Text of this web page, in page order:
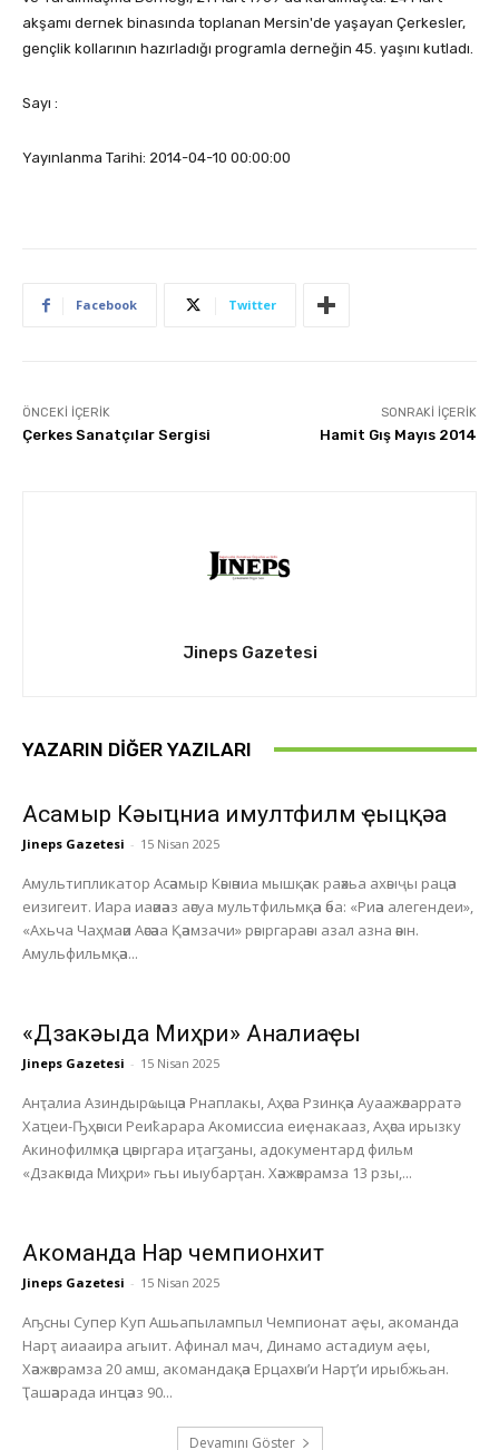
akşamı dernek binasında toplanan Mersin'de yaşayan Çerkesler,
gençlik kollarının hazırladığı programla derneğin 45. yaşını kutladı.
Sayı :
Yayınlanma Tarihi: 2014-04-10 00:00:00
Facebook Twitter
ÖNCEKI İÇERIK
Çerkes Sanatçılar Sergisi
SONRAKI İÇERIK
Hamit Gış Mayıs 2014
Jineps Gazetesi
YAZARIN DIĞER YAZILARI
Асҭамыр Кәыҵниа имултфилм ҿыцқәа
Jineps Gazetesi - 15 Nisan 2025
Амультипликатор Асәамыр Кәыәниа мышқәак раәхьа ахәыҷы рацәа
еизигеит. Иара иаәиәаз аәсуа мультфильмқәа әба: «Риәа алегендеи»,
«Ахьча Чаҳмаәи Аәсәаа Қәамзачи» рәыргараәы азал азна әәын.
Амульфильмқәа...
«Дзакәыда Миҳри» Анҭалиаҿы
Jineps Gazetesi - 15 Nisan 2025
Анҭалиа Азиндырҩыцәа Рнаплакы, Аҳәса Рзинқәа Ауаажәларратә
Хаҵеи-Ҧҳәыси Реиҟарара Акомиссиа еиҿнакааз, Аҳәса ирызку
Акинофилмқәа цәыргара иҭагӡаны, адокументард фильм
«Дзакәыда Миҳри» гьы иыубарҭан. Хәажәкрамза 13 рзы,...
Акоманда Нарҭ чемпионхит
Jineps Gazetesi - 15 Nisan 2025
Аҧсны Супер Куп Ашьапылампыл Чемпионат аҿы, акоманда
Нарҭ аиааира агыит. Афинал мач, Динамо астадиум аҿы,
Хәажәкрамза 20 амш, акомандақәа Ерцахәы’и Нарҭ’и ирыбжьан.
Ҭашәарада инҵәаз 90...
Devamını Göster